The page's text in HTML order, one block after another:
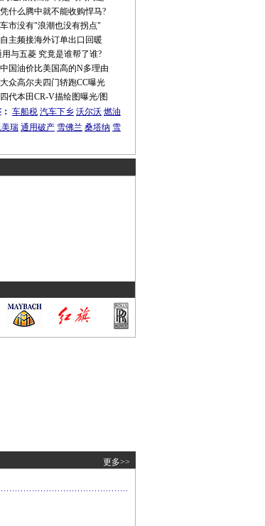
凭什么腾中就不能收购悍马?
车市没有"浪潮也没有拐点"
自主频接海外订单出口回暖
用与五菱 究竟是谁帮了谁?
中国油价比美国高的N多理由
大众高尔夫四门轿跑CC曝光
代本田CR-V描绘图曝光/图
车船税 汽车下乡 沃尔沃 燃油
瑞 通用破产 雪佛兰 桑塔纳 雪
更多>>